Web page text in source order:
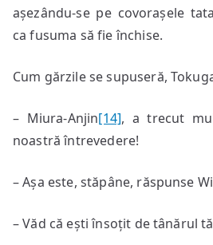
așezându-se pe covorașele
ca fusuma să fie închise.
Cum gărzile se supuseră,
– Miura-Anjin[14], a trecut
noastră întrevedere!
– Așa este, stăpâne, răspunse
– Văd că ești însoțit de tânărul